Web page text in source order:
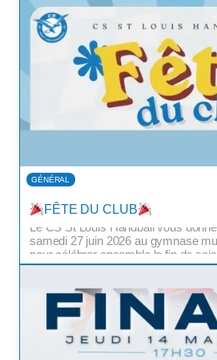
FÊTE DU CLUB
Le CS St Louis Handball vous
samedi 27 juin 2026 au gymnase
pour célébrer ensemble la fin de
GÉNÉRAL